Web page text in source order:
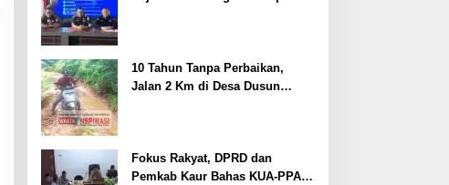
10 Tahun Tanpa Perbaikan,
Jalan 2 Km di Desa Dusun
Fokus Rakyat, DPRD dan
Pemkab Kaur Bahas KUA-PPAS